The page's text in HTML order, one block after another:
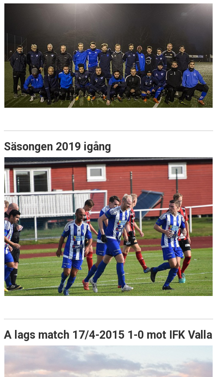
Säsongen 2019 igång
A lags match 17/4-2015 1-0 mot IFK Valla